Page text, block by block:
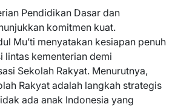
Pendidikan Dasar dan
komitmen kuat.
Mu’ti menyatakan kesiapan penuh
lintas kementerian demi
Sekolah Rakyat. Menurutnya,
Rakyat adalah langkah strategis
ada anak Indonesia yang